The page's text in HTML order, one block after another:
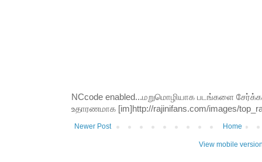
NCcode enabled...மறுமொழியாக படங்களை சேர்க்க
உதாரணமாக [im]http://rajinifans.com/images/
Newer Post Home
View mobile